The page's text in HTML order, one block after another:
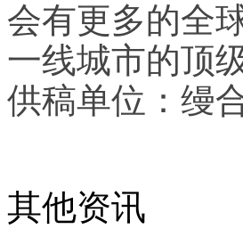
会有更多的全
一线城市的顶
供稿单位：缦
其他资讯